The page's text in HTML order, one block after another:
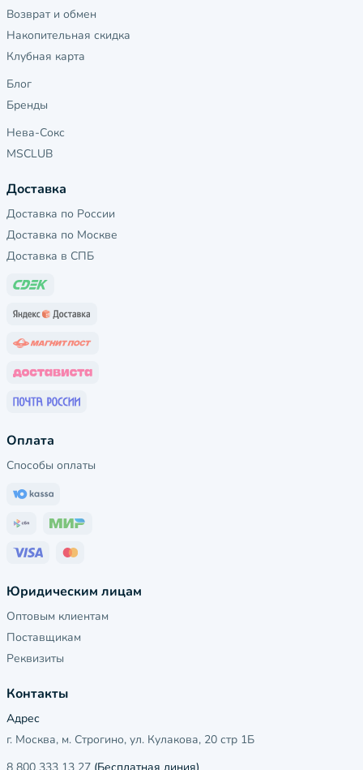
Возврат и обмен
Накопительная скидка
Клубная карта
Блог
Бренды
Нева-Сокс
MSCLUB
Доставка
Доставка по России
Доставка по Москве
Доставка в СПБ
Оплата
Способы оплаты
Юридическим лицам
Оптовым клиентам
Поставщикам
Реквизиты
Контакты
Адрес
г. Москва, м. Строгино, ул. Кулакова, 20 стр 1Б